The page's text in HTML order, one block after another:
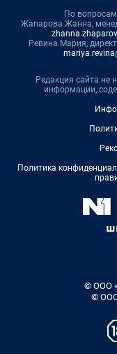
По вопросам
Жапарова Жанна,
Ревина Мария,
Редакция сайта не
информации,
Политика
© ООО
© ООО